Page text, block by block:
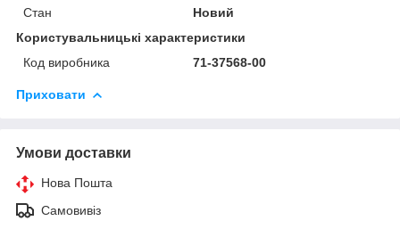
Стан
Новий
Користувальницькі характеристики
Код виробника
71-37568-00
Приховати
Умови доставки
Нова Пошта
Самовивіз